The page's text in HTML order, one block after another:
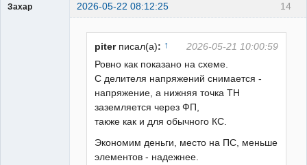
14
Захар 2026-05-22 08:12:25
piter писал(а): ↑
2026-05-21 10:00:59
Ровно как показано на схеме.
С делителя напряжений снимается -
напряжение, а нижняя точка ТН
заземляется через ФП,
также как и для обычного КС.
Экономим деньги, место на ПС, меньше
элементов - надежнее.